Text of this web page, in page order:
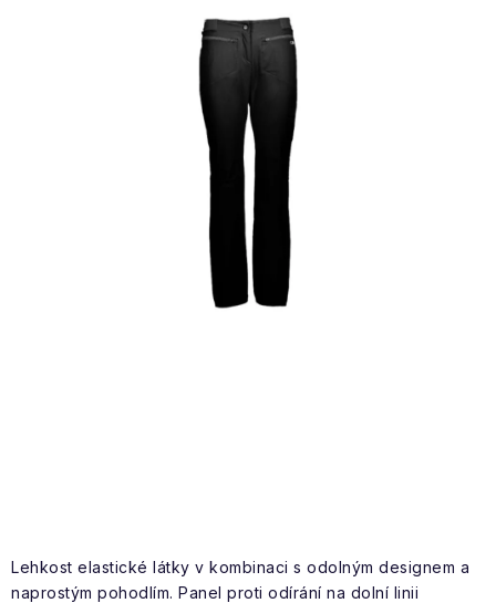
Lehkost elastické látky v kombinaci s odolným designem a
naprostým pohodlím. Panel proti odírání na dolní linii